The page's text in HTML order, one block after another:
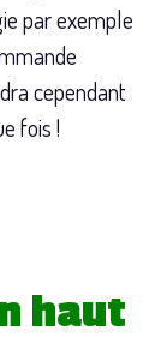
par exemple
cependant
fois !
haut